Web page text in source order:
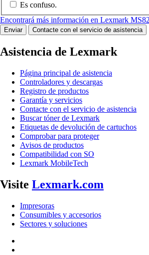
Es confuso.
Encontrará más información en Lexmark
Enviar Contacte con el servicio de asistencia
Asistencia de Lexmark
Página principal de asistencia
Controladores y descargas
Registro de productos
Garantía y servicios
Contacte con el servicio de asistencia
Buscar tóner de Lexmark
Etiquetas de devolución de cartuchos
Comprobar para proteger
Avisos de productos
Compatibilidad con SO
Lexmark MobileTech
Visite Lexmark.com
Impresoras
Consumibles y accesorios
Sectores y soluciones